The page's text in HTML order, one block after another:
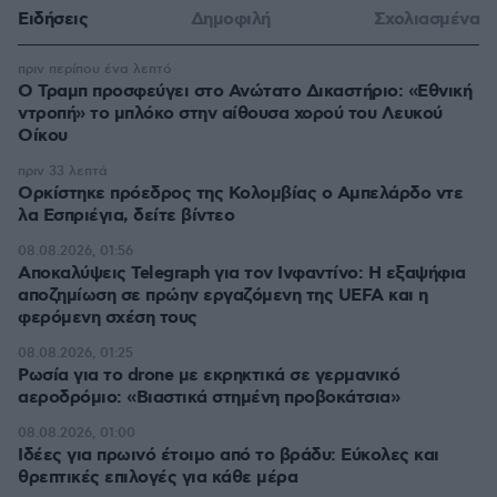
Ειδήσεις Δημοφιλή Σχολιασμένα
Ο Τραμπ προσφεύγει στο Ανώτατο Δικαστήριο: «Εθνική
ντροπή» το μπλόκο στην αίθουσα χορού του Λευκού
Οίκου
πριν περίπου ένα λεπτό
Ορκίστηκε πρόεδρος της Κολομβίας ο Αμπελάρδο ντε
λα Εσπριέγια, δείτε βίντεο
πριν 33 λεπτά
Αποκαλύψεις Telegraph για τον Ινφαντίνο: Η εξαψήφια
αποζημίωση σε πρώην εργαζόμενη της UEFA και η
φερόμενη σχέση τους
08.08.2026, 01:56
Ρωσία για το drone με εκρηκτικά σε γερμανικό
αεροδρόμιο: «Βιαστικά στημένη προβοκάτσια»
08.08.2026, 01:25
Ιδέες για πρωινό έτοιμο από το βράδυ: Εύκολες και
θρεπτικές επιλογές για κάθε μέρα
08.08.2026, 01:00